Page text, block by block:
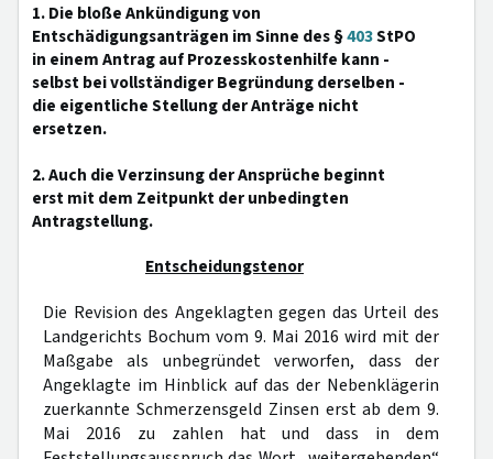
1. Die bloße Ankündigung von
Entschädigungsanträgen im Sinne des §403StPO
in einem Antrag auf Prozesskostenhilfe kann -
selbst bei vollständiger Begründung derselben -
die eigentliche Stellung der Anträge nicht
ersetzen.
2. Auch die Verzinsung der Ansprüche beginnt
erst mit dem Zeitpunkt der unbedingten
Antragstellung.
Entscheidungstenor
Die Revision des Angeklagten gegen das Urteil des
Landgerichts Bochum vom 9. Mai 2016 wird mit der
Maßgabe als unbegründet verworfen, dass der
Angeklagte im Hinblick auf das der Nebenklägerin
zuerkannte Schmerzensgeld Zinsen erst ab dem 9.
Mai 2016 zu zahlen hat und dass in dem